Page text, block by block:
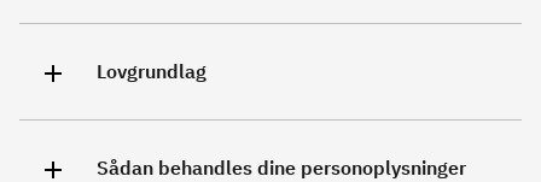
Lovgrundlag
Sådan behandles dine personoplysninger